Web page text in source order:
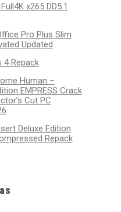
x265 DD5.1
Pro Plus Slim
Updated
4 Repack
Human –
EMPRESS Crack
Cut PC
Deluxe Edition
Repack